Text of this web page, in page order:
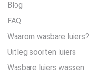
Blog
FAQ
Waarom wasbare luiers?
Uitleg soorten luiers
Wasbare luiers wassen